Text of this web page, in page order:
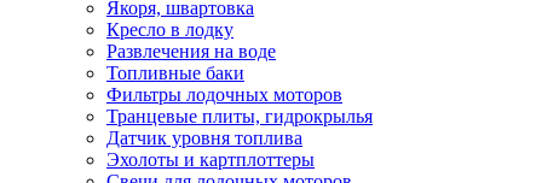
Якоря, швартовка
Кресло в лодку
Развлечения на воде
Топливные баки
Фильтры лодочных моторов
Транцевые плиты, гидрокрылья
Датчик уровня топлива
Эхолоты и картплоттеры